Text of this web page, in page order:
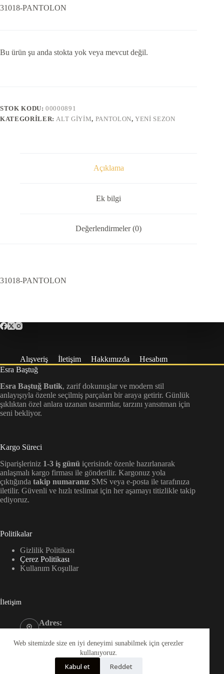
Web sitemizde size en iyi deneyimi sunabilmek için çerezler
kullanıyoruz.
Kabul et Reddet
31018-PANTOLON
Bu ürün şu anda stokta yok veya mevcut değil.
STOK KODU:00000891
KATEGORILER: ALT GIYIM, PANTOLON,YENI SEZON
Açıklama
Ek bilgi
Değerlendirmeler (0)
31018-PANTOLON
Alışveriş İletişim Hakkımızda
Hesabım
Esra Baştuğ
Esra Baştuğ Butik, zarif dokunuşlar ve modern stil
anlayışıyla özenle seçilmiş parçaları bir araya getirir. Günlük
şıklıktan özel anlara uzanan tasarımlar, tarzını yansıtman için
seni bekliyor.
Kargo Süreci
Siparişleriniz 1-3 iş günü içerisinde özenle hazırlanarak
anlaşmalı kargo firması ile gönderilir. Kargonuz yola
çıktığında takip numaranız SMS veya e-posta ile tarafınıza
iletilir. Güvenli ve hızlı teslimat için her aşamayı titizlikle takip
ediyoruz.
Politikalar
Gizlilik Politikası
Çerez Politikası
Kullanım Koşullar
İletişim
Adres:
Telefon:
0555 152 00 05
E-mail:
info@esrabastug.com